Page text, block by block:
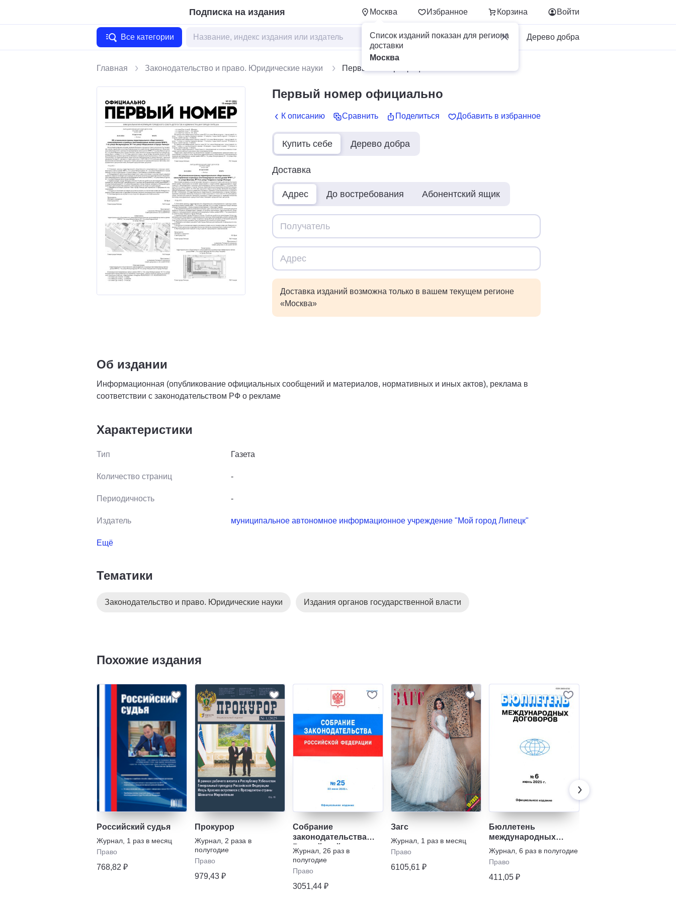
Подписка на издания Москва Избранное Корзина
Список изданий показан для региона
доставки
Москва
Войти
Все категории Для бизнеса Дерево добра
Главная Законодательство и право. Юридические науки Первый номер официально
Первый номер официально
К описанию Сравнить Поделиться Добавить в избранное
Купить себе Дерево добра
Доставка
Адрес До востребования Абонентский ящик
Доставка изданий возможна только в вашем текущем регионе
«Москва»
Об издании
Информационная (опубликование официальных сообщений и материалов, нормативных и иных актов), реклама в
соответствии с законодательством РФ о рекламе
Характеристики
Тип Газета
Количество страниц -
Периодичность -
Издатель муниципальное автономное информационное учреждение "Мой город Липецк"
Ещё
Тематики
Законодательство и право. Юридические науки Издания органов государственной власти
Похожие издания
Российский судья
Журнал 1 раз в месяц
Право
768,82 ₽
Прокурор
Журнал 2 раза в
полугодие
Право
979,43 ₽
Собрание
законодательства
Российской
Федерации
Журнал 26 раз в
полугодие
Право
3051,44 ₽
Загс
Журнал 1 раз в месяц
Право
6105,61 ₽
Бюллетень
международных
договоров
Журнал 6 раз в полугодие
Право
411,05 ₽